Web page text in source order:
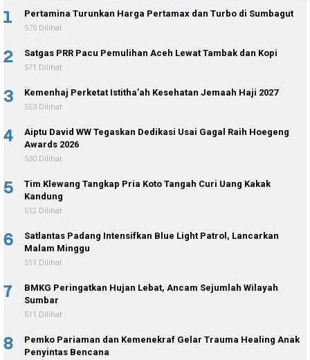
1 Pertamina Turunkan Harga Pertamax dan Turbo di Sumbagut
575 Dilihat
2 Satgas PRR Pacu Pemulihan Aceh Lewat Tambak dan Kopi
571 Dilihat
3 Kemenhaj Perketat Istitha’ah Kesehatan Jemaah Haji 2027
553 Dilihat
4
Aiptu David WW Tegaskan Dedikasi Usai Gagal Raih Hoegeng
Awards 2026
530 Dilihat
5
Tim Klewang Tangkap Pria Koto Tangah Curi Uang Kakak
Kandung
512 Dilihat
6
Satlantas Padang Intensifkan Blue Light Patrol, Lancarkan
Malam Minggu
511 Dilihat
7
BMKG Peringatkan Hujan Lebat, Ancam Sejumlah Wilayah
Sumbar
511 Dilihat
8
Pemko Pariaman dan Kemenekraf Gelar Trauma Healing Anak
Penyintas Bencana